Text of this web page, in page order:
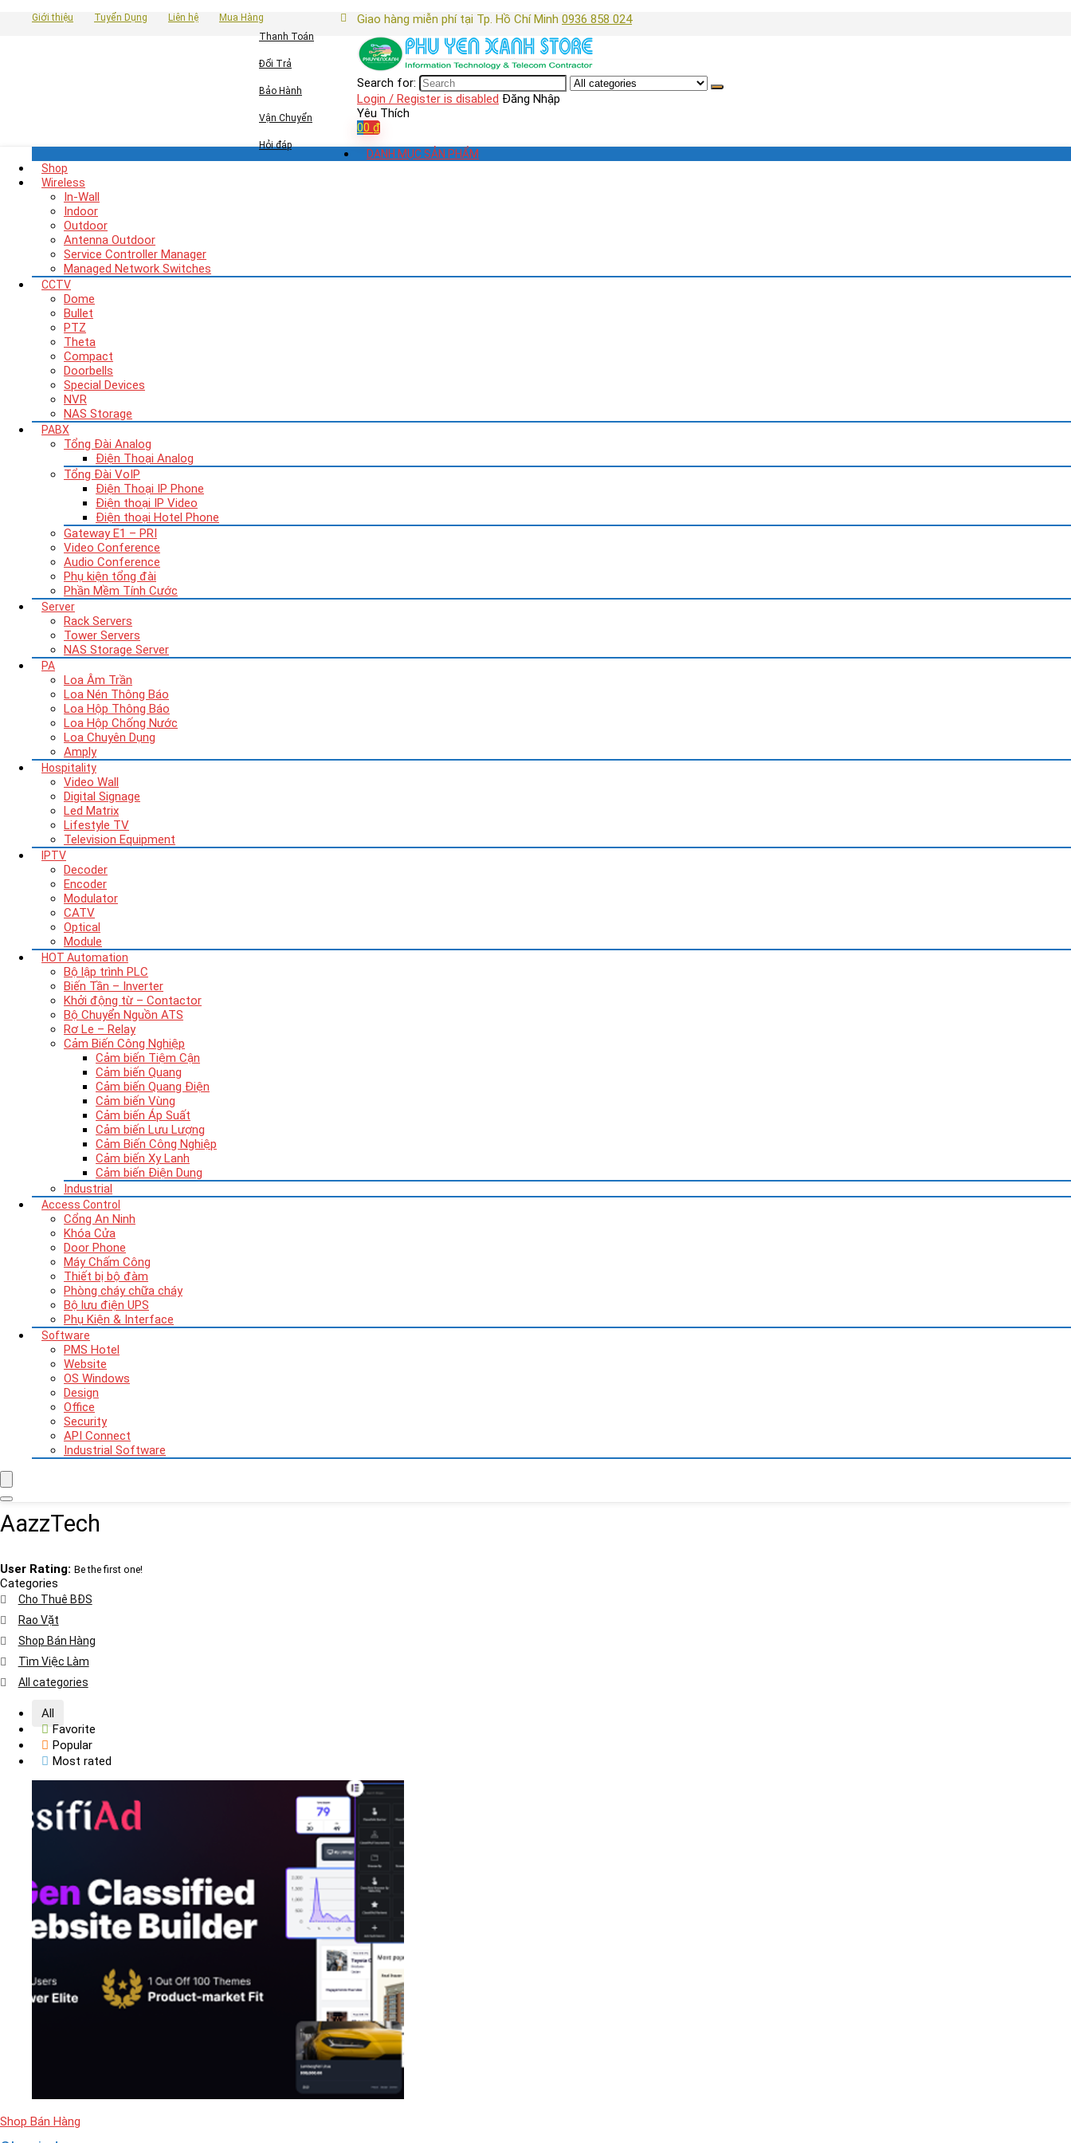
Giới thiệu Tuyển Dụng Liên hệ
Mua Hàng
Thanh Toán
Đổi Trả
Bảo Hành
Vận Chuyển
Hỏi đáp
Giao hàng miễn phí tại Tp. Hồ Chí Minh 0936 858 024
Search for:
Login / Register is disabled Đăng Nhập
Yêu Thích
00 ₫
DANH MỤC SẢN PHẨM
Shop
Wireless
In-Wall
Indoor
Outdoor
Antenna Outdoor
Service Controller Manager
Managed Network Switches
CCTV
Dome
Bullet
PTZ
Theta
Compact
Doorbells
Special Devices
NVR
NAS Storage
PABX
Tổng Đài Analog
Điện Thoại Analog
Tổng Đài VoIP
Điện Thoại IP Phone
Điện thoại IP Video
Điện thoại Hotel Phone
Gateway E1 – PRI
Video Conference
Audio Conference
Phụ kiện tổng đài
Phần Mềm Tính Cước
Server
Rack Servers
Tower Servers
NAS Storage Server
PA
Loa Âm Trần
Loa Nén Thông Báo
Loa Hộp Thông Báo
Loa Hộp Chống Nước
Loa Chuyên Dụng
Amply
Hospitality
Video Wall
Digital Signage
Led Matrix
Lifestyle TV
Television Equipment
IPTV
Decoder
Encoder
Modulator
CATV
Optical
Module
HOT Automation
Bộ lập trình PLC
Biến Tần – Inverter
Khởi động từ – Contactor
Bộ Chuyển Nguồn ATS
Rơ Le – Relay
Cảm Biến Công Nghiệp
Cảm biến Tiệm Cận
Cảm biến Quang
Cảm biến Quang Điện
Cảm biến Vùng
Cảm biến Áp Suất
Cảm biến Lưu Lượng
Cảm Biến Công Nghiệp
Cảm biến Xy Lanh
Cảm biến Điện Dung
Industrial
Access Control
Cổng An Ninh
Khóa Cửa
Door Phone
Máy Chấm Công
Thiết bị bộ đàm
Phòng cháy chữa cháy
Bộ lưu điện UPS
Phụ Kiện & Interface
Software
PMS Hotel
Website
OS Windows
Design
Office
Security
API Connect
Industrial Software
AazzTech
User Rating: Be the first one!
Categories
Cho Thuê BĐS
Rao Vặt
Shop Bán Hàng
Tìm Việc Làm
All categories
All
Favorite
Popular
Most rated
Shop Bán Hàng